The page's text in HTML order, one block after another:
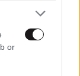
or